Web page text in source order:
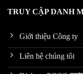
TRUY CẬP DANH
Giới thiệu Công ty
Liên hệ chúng tôi